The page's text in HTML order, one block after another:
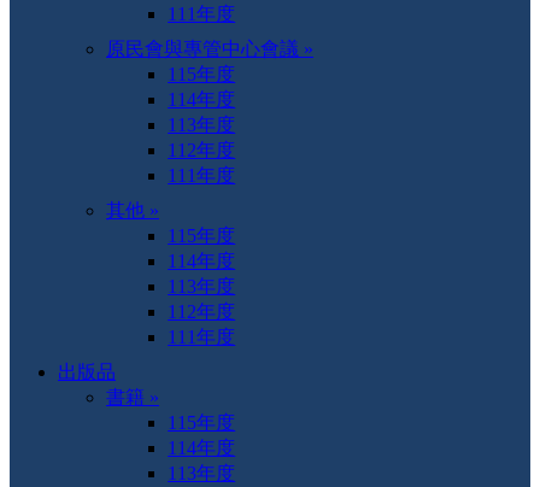
111年度
原民會與專管中心會議 »
115年度
114年度
113年度
112年度
111年度
其他 »
115年度
114年度
113年度
112年度
111年度
出版品
書籍 »
115年度
114年度
113年度